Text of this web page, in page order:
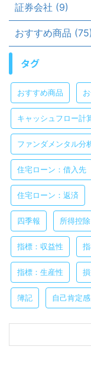
証券会社 (9)
おすすめ商品 (75)
タグ
おすすめ商品
キャッシュフロー計
ファンダメンタル分
住宅ローン：借入先
住宅ローン：返済
四季報 所得控除
指標：収益性
指標：生産性
簿記 自己肯定感